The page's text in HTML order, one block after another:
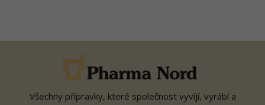
Všechny přípravky, které společnost vyvíjí, vyrábí a